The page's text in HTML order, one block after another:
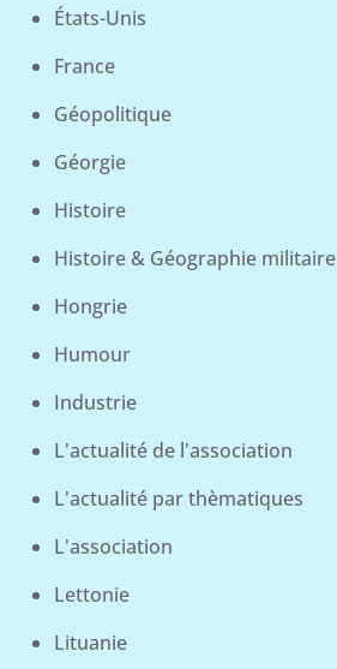
États-Unis
France
Géopolitique
Géorgie
Histoire
Histoire & Géographie militaire
Hongrie
Humour
Industrie
L'actualité de l'association
L'actualité par thèmatiques
L'association
Lettonie
Lituanie